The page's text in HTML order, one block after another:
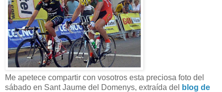
Me apetece compartir con vosotros esta preciosa foto del
sábado en Sant Jaume del Domenys, extraída del
blog de